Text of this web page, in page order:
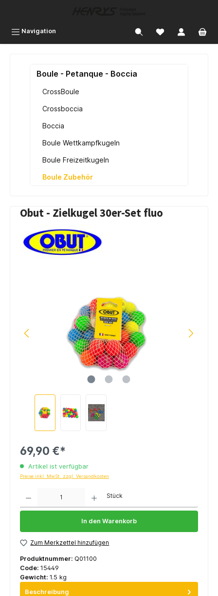
Navigation
Boule - Petanque - Boccia
CrossBoule
Crossboccia
Boccia
Boule Wettkampfkugeln
Boule Freizeitkugeln
Boule Zubehör
Obut - Zielkugel 30er-Set fluo
69,90 €*
Artikel ist verfügbar
Preise inkl. MwSt. zzgl. Versandkosten
Stück
In den Warenkorb
Zum Merkzettel hinzufügen
Produktnummer: Q01100
Code: 15449
Gewicht: 1.5 kg
Beschreibung